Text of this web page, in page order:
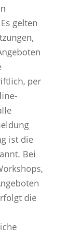
gelten
per
ist die
Bei
die